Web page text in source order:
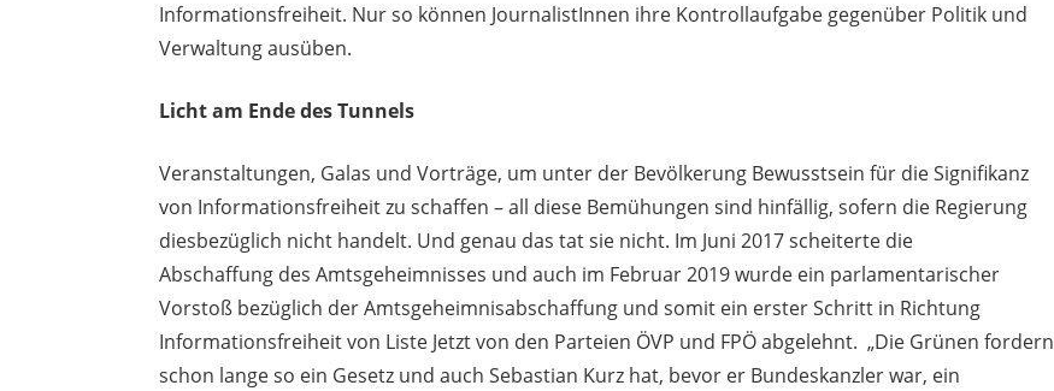
Informationsfreiheit. Nur so können JournalistInnen ihre Kontrollaufgabe gegenüber Politik und
Verwaltung ausüben.
Licht am Ende des Tunnels
Veranstaltungen, Galas und Vorträge, um unter der Bevölkerung Bewusstsein für die Signifikanz
von Informationsfreiheit zu schaffen – all diese Bemühungen sind hinfällig, sofern die Regierung
diesbezüglich nicht handelt. Und genau das tat sie nicht. Im Juni 2017 scheiterte die
Abschaffung des Amtsgeheimnisses und auch im Februar 2019 wurde ein parlamentarischer
Vorstoß bezüglich der Amtsgeheimnisabschaffung und somit ein erster Schritt in Richtung
Informationsfreiheit von Liste Jetzt von den Parteien ÖVP und FPÖ abgelehnt. „Die Grünen fordern
schon lange so ein Gesetz und auch Sebastian Kurz hat, bevor er Bundeskanzler war, ein